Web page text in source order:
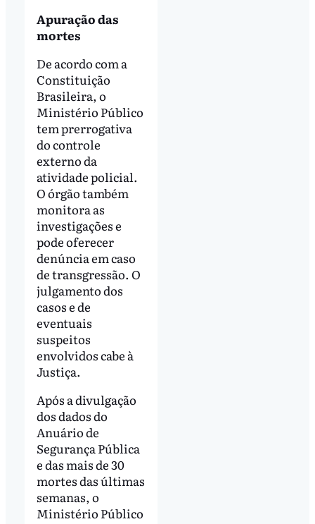
Apuração das
mortes
De acordo com a
Constituição
Brasileira, o
Ministério Público
tem prerrogativa
do controle
externo da
atividade policial.
O órgão também
monitora as
investigações e
pode oferecer
denúncia em caso
de transgressão. O
julgamento dos
casos e de
eventuais
suspeitos
envolvidos cabe à
Justiça.
Após a divulgação
dos dados do
Anuário de
Segurança Pública
e das mais de 30
mortes das últimas
semanas, o
Ministério Público